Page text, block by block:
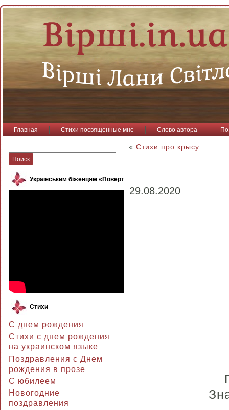
Главная Стихи посвященные мне Слово автора
Українським біженцям «Повертайся, пташко»
Стихи
С днем рождения
Стихи с днем рождения
на украинском языке
Поздравления с Днем
рождения в прозе
C юбилеем
Новогодние
поздравления
« Стихи про крысу
29.08.2020